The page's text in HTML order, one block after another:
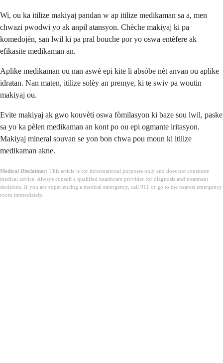
Wi, ou ka itilize makiyaj pandan w ap itilize medikaman sa a, men
chwazi pwodwi yo ak anpil atansyon. Chèche makiyaj ki pa
komedojèn, san lwil ki pa pral bouche por yo oswa entèfere ak
efikasite medikaman an.
Aplike medikaman ou nan aswè epi kite li absòbe nèt anvan ou aplike
idratan. Nan maten, itilize solèy an premye, ki te swiv pa woutin
makiyaj ou.
Evite makiyaj ak gwo kouvèti oswa fòmilasyon ki baze sou lwil, paske
sa yo ka pèlen medikaman an kont po ou epi ogmante iritasyon.
Makiyaj mineral souvan se yon bon chwa pou moun ki itilize
medikaman akne.
Medical Disclaimer: This article is for informational purposes only and does not constitute
medical advice. Always consult a qualified healthcare provider for diagnosis and treatment
decisions. If you are experiencing a medical emergency, call 911 or go to the nearest emergency
room immediately.